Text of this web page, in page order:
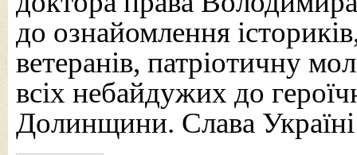
до ознайомлення
ветеранів, патріотичну
всіх небайдужих до
Долинщини. Слава